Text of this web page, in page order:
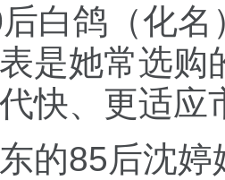
白鸽（化
是她常选购
快、更适应
85后沈婷